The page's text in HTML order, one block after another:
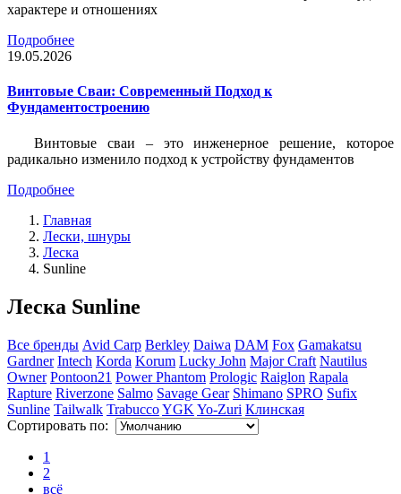
характере и отношениях
Подробнее
19.05.2026
Винтовые Сваи: Современный Подход к
Фундаментостроению
Винтовые сваи – это инженерное решение, которое
радикально изменило подход к устройству фундаментов
Подробнее
Главная
Лески, шнуры
Леска
Sunline
Леска Sunline
Все бренды Avid Carp Berkley Daiwa DAM Fox Gamakatsu
Gardner Intech Korda Korum Lucky John Major Craft Nautilus
Owner Pontoon21 Power Phantom Prologic Raiglon Rapala
Rapture Riverzone Salmo Savage Gear Shimano SPRO Sufix
Sunline Tailwalk TrabuccoYGK Yo-Zuri Клинская
Сортировать по:
1
2
всё